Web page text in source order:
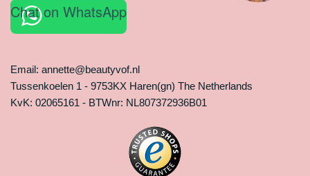
Chat on WhatsApp
Email: annette@beautyvof.nl
Tussenkoelen 1 - 9753KX Haren(gn) The Netherlands
KvK: 02065161 - BTWnr: NL807372936B01